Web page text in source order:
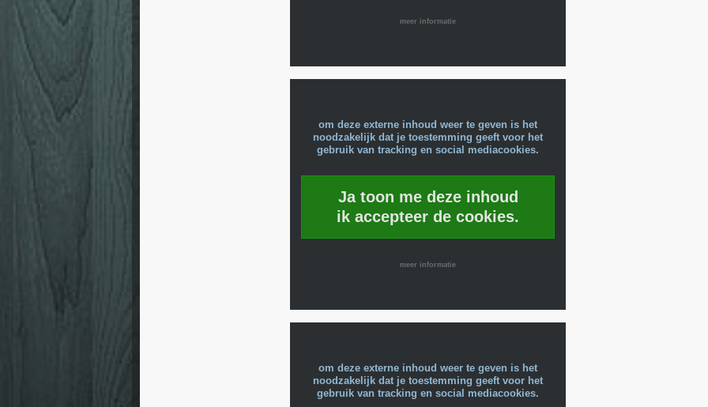
meer informatie
om deze externe inhoud weer te geven is het
noodzakelijk dat je toestemming geeft voor het
gebruik van tracking en social mediacookies.
Ja toon me deze inhoud
ik accepteer de cookies.
meer informatie
om deze externe inhoud weer te geven is het
noodzakelijk dat je toestemming geeft voor het
gebruik van tracking en social mediacookies.